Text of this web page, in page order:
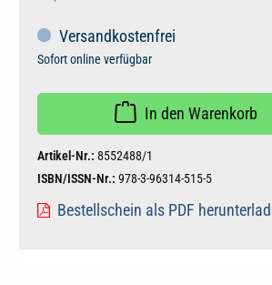
Versandkostenfrei
Sofort online verfügbar
In den Warenkorb
Artikel-Nr.: 8552488/1
ISBN/ISSN-Nr.: 978-3-96314-515-5
Bestellschein als PDF